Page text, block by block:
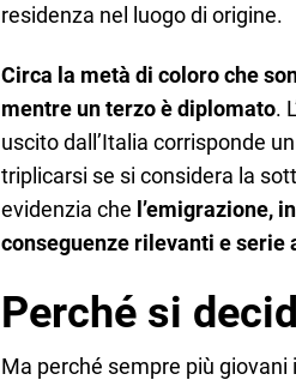
residenza nel luogo di origine.
Circa la metà di coloro che
mentre un terzo è diplomato.
uscito dall’Italia corrisponde un
triplicarsi se si considera la
evidenzia che l’emigrazione,
conseguenze rilevanti e serie
Perché si
Ma perché sempre più